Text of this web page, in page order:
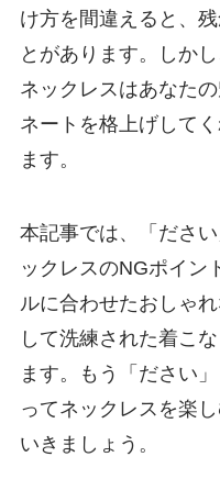
け方を間違えると、
とがあります。しか
ネックレスはあなた
ネートを格上げして
ます。
本記事では、「ださ
ックレスのNGポイン
ルに合わせたおしゃ
して洗練された着こ
ます。もう「ださい
ってネックレスを楽
いきましょう。